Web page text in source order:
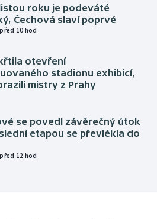
roku je podeváté
Čechová slaví poprvé
10 hod
otevření
stadionu exhibicí,
mistry z Prahy
se povedl závěrečný útok
etapou se převlékla do
12 hod